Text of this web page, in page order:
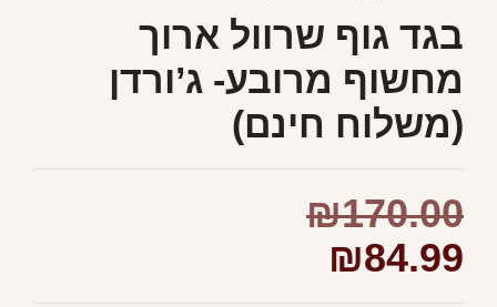
בגד גוף שרוול ארוך
מחשוף מרובע- ג’ורדן
(משלוח חינם)
₪170.00
₪84.99